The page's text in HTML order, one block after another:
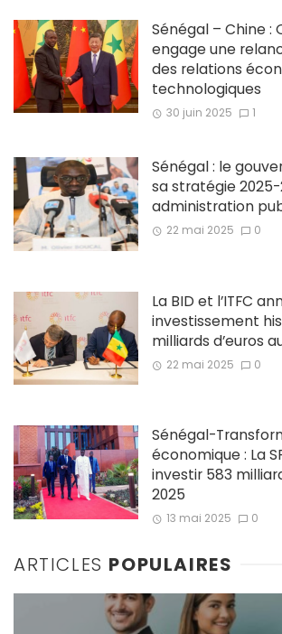
Sénégal – Chine :
engage une
des relations
technologiques
30 juin 2025 1
Sénégal : le
sa stratégie
administration
22 mai 2025 0
La BID et l’ITFC
investissement
milliards d’euros
22 mai 2025 0
Sénégal-
économique : La
investir 583
2025
13 mai 2025 0
ARTICLES POPULAIRES